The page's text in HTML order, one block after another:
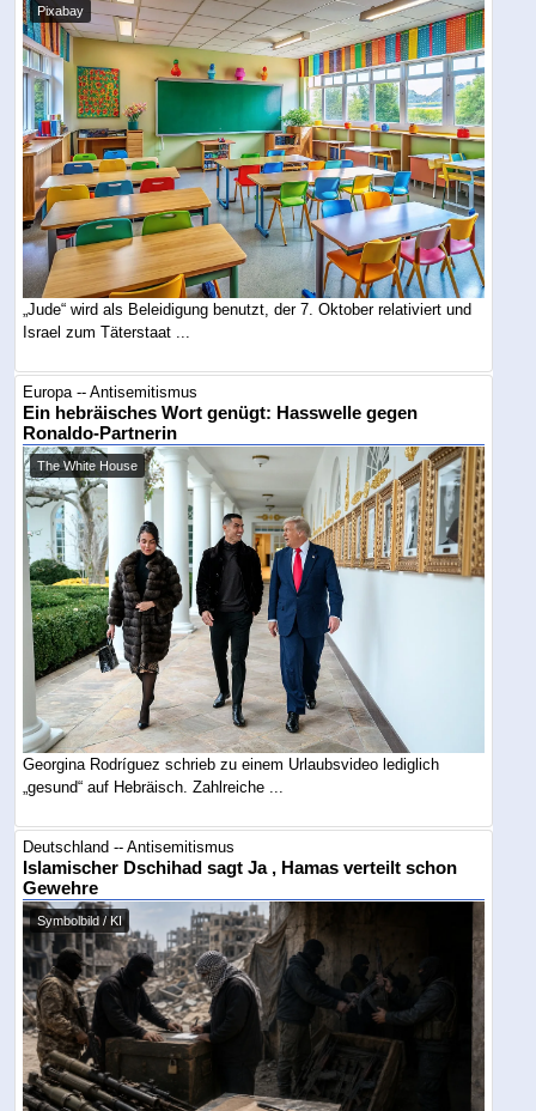
Pixabay
„Jude“ wird als Beleidigung benutzt, der 7. Oktober relativiert und
Israel zum Täterstaat ...
Europa -- Antisemitismus
Ein hebräisches Wort genügt: Hasswelle gegen
Ronaldo-Partnerin
The White House
Georgina Rodríguez schrieb zu einem Urlaubsvideo lediglich
„gesund“ auf Hebräisch. Zahlreiche ...
Deutschland -- Antisemitismus
Islamischer Dschihad sagt Ja , Hamas verteilt schon
Gewehre
Symbolbild / KI